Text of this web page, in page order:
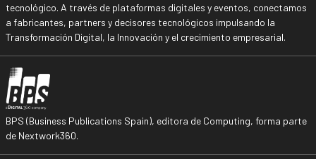
tecnológico. A través de plataformas digitales y eventos, conectamos
a fabricantes, partners y decisores tecnológicos impulsando la
Transformación Digital, la Innovación y el crecimiento empresarial.
BPS (Business Publications Spain), editora de Computing, forma parte
de Nextwork360.